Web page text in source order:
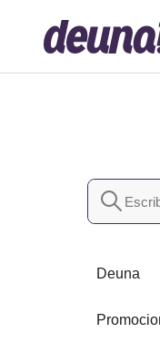
Deuna